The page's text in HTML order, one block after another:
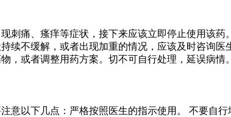
刺痛、瘙痒等症状，接下来应该立即停止使用该
续不缓解，或者出现加重的情况，应该及时咨询
，或者调整用药方案。切不可自行处理，延误病情。
意以下几点：严格按照医生的指示使用。 不要自